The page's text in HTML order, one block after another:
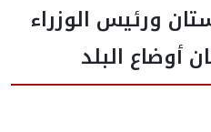
ورئيس الوزراء
أوضاع البلد